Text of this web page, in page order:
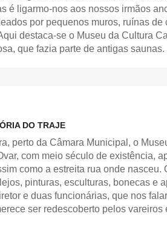
é ligarmo-nos aos nossos irmãos
por pequenos muros, ruínas de
destaca-se o Museu da Cultura
que fazia parte de antigas saunas.
DO TRAJE
perto da Câmara Municipal, o
com meio século de existência,
como a estreita rua onde nasceu.
pinturas, esculturas, bonecas e
e duas funcionárias, que nos
ser redescoberto pelos vareiros